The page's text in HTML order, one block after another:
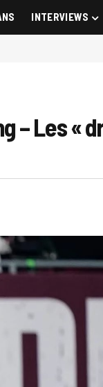
INTERVIEWS
Les «